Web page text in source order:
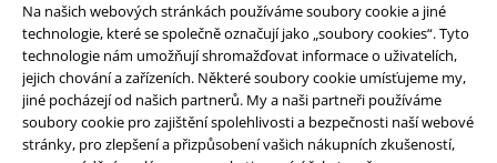
Na našich webových stránkách používáme soubory cookie a jiné
technologie, které se společně označují jako „soubory cookies“. Tyto
technologie nám umožňují shromažďovat informace o uživatelích,
jejich chování a zařízeních. Některé soubory cookie umísťujeme my,
jiné pocházejí od našich partnerů. My a naši partneři používáme
soubory cookie pro zajištění spolehlivosti a bezpečnosti naší webové
stránky, pro zlepšení a přizpůsobení vašich nákupních zkušeností,